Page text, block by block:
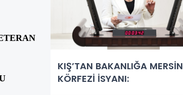
KIŞ’TAN BAKANLIĞA MERSİN
KÖRFEZİ İSYANI: